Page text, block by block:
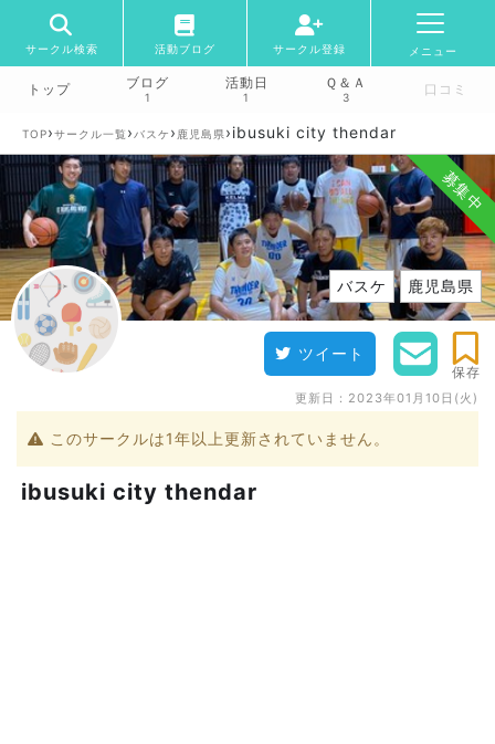
サークル検索 活動ブログ サークル登録 メニュー
トップ ブログ
1
活動日
1
Ｑ＆Ａ
3 口コミ
TOP›サークル一覧 › バスケ › 鹿児島県›ibusuki city thendar
募集中
バスケ 鹿児島県
ツイート
保存
更新日： 2023年01月10日(火)
このサークルは1年以上更新されていません。
ibusuki city thendar